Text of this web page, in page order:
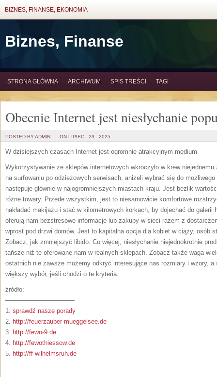
BIZNES, FINANSE, EKONOMIA
Biznes, Finanse
STRONA GŁÓWNA ARCHIWUM SPIS TREŚCI TAGI
Obecnie Internet jest niesłychanie
POSTED BY ADMIN ON LIPIEC - 29 - 2025
W dzisiejszych czasach Internet jest ogromnie atrakcyjnym medium
Wykorzystywanie ze sklepów internetowych wkroczyło w krew
na surfowaniu po odzieżowych serwisach, aniżeli wybrać się do
następuje głównie w najogromniejszych miastach kraju. Jest bezlik
różne towary. Przede wszystkim, jest to niesamowicie komfortowe
nakładać makijażu i stać w kilometrowych korkach, by dojechać do galerii
oferują nam bezstresowe informacje lub zakupy w sieci razem z
wprost pod drzwi domów. Jest to kapitalna opcja dla kobiet w ciąży, osób
Zobacz, jak zmniejszyć libido. Co więcej, niesłychanie niejednokrotnie
tańsze niż te oferowane nam w realnych sklepach. Zobacz także waga
ostatnich nie zawsze możemy odkryć interesujące nas rozmiary i wzory, a
większy wybór, jeśli chodzi o te kryteria.
źródło:
———————————
1. sprawdź nasze porady
2. http://feuerzauber-mueggelsee.de
3. http://fewo-9.de
4. http://fewothiessow.de
5. http://ff-wilhelmsruh.de